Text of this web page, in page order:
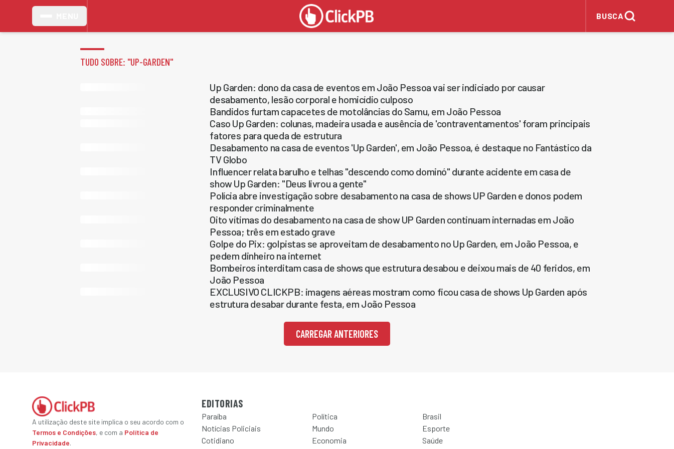
BUSCA
TUDO SOBRE: "UP-GARDEN"
Up Garden: dono da casa de eventos em João Pessoa vai ser indiciado por causar
desabamento, lesão corporal e homicídio culposo
Bandidos furtam capacetes de motolâncias do Samu, em João Pessoa
Caso Up Garden: colunas, madeira usada e ausência de 'contraventamentos' foram principais
fatores para queda de estrutura
Desabamento na casa de eventos 'Up Garden', em João Pessoa, é destaque no Fantástico da
TV Globo
Influencer relata barulho e telhas "descendo como dominó" durante acidente em casa de
show Up Garden: "Deus livrou a gente"
Polícia abre investigação sobre desabamento na casa de shows UP Garden e donos podem
responder criminalmente
Oito vítimas do desabamento na casa de show UP Garden continuam internadas em João
Pessoa; três em estado grave
Golpe do Pix: golpistas se aproveitam de desabamento no Up Garden, em João Pessoa, e
pedem dinheiro na internet
Bombeiros interditam casa de shows que estrutura desabou e deixou mais de 40 feridos, em
João Pessoa
EXCLUSIVO CLICKPB: imagens aéreas mostram como ficou casa de shows Up Garden após
estrutura desabar durante festa, em João Pessoa
CARREGAR ANTERIORES
A utilização deste site implica o seu acordo com o
Termos e Condições, e com a Política de
Privacidade.
EDITORIAS
Paraíba Política
Brasil
Notícias Policiais
Mundo
Esporte
Cotidiano
Economia
Saúde